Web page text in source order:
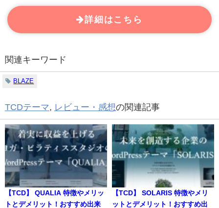
詳細はこちら
関連キーワード
BLAZE
TCDテーマ レビュー・感想の関連記事
【TCD】 QUALIA 特徴やメリッ
トとデメリット！おすすめ出来
【TCD】 SOLARIS 特徴やメリ
ットとデメリット！おすすめ出